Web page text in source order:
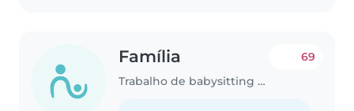
Família
Trabalho de babysitting em Queluz
69